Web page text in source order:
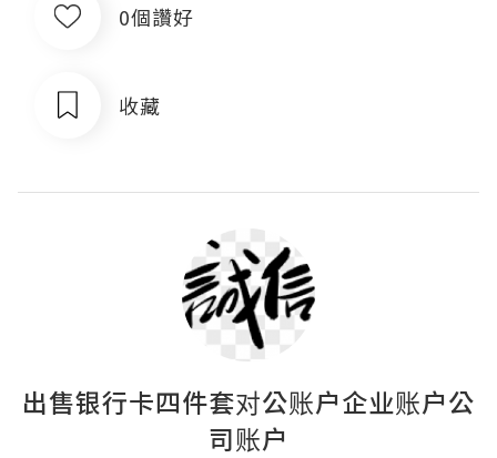
0個讚好
收藏
出售银行卡四件套对公账户企业账户公
司账户